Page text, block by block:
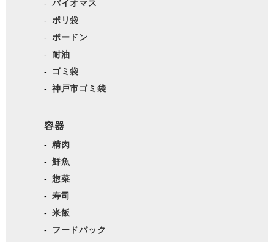
バイオマス
ポリ袋
ボードン
耐油
ゴミ袋
神戸市ゴミ袋
容器
精肉
鮮魚
惣菜
寿司
米飯
フードパック